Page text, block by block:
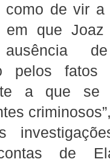
como de vir
em que
ausência
pelos
a que se
de